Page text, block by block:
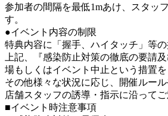
参加者の間隔を最低1mあけ、スタッ
す。
●イベント内容の制限
特典内容に「握手、ハイタッチ」等
上記、『感染防止対策の徹底の要請
場もしくはイベント中止という措置
その他様々な状況に応じ、開催ルー
店舗スタッフの誘導・指示に沿って
■イベント時注意事項